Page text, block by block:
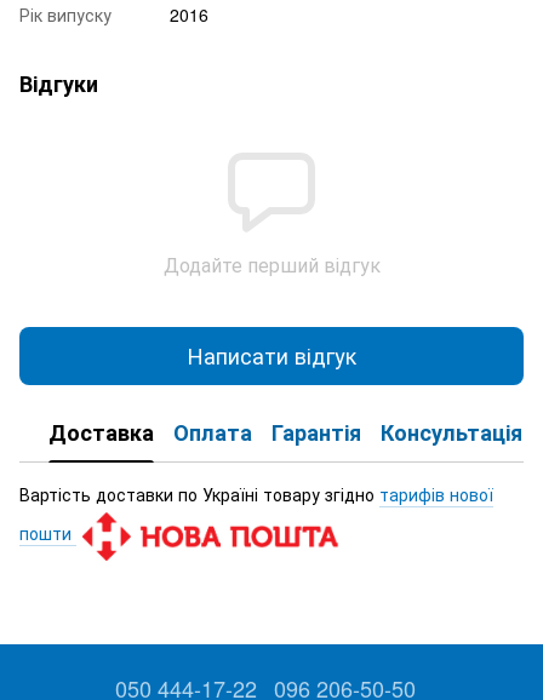
Рік випуску
2016
Відгуки
Додайте перший відгук
Написати відгук
Доставка Оплата Гарантія Консультація
Вартість доставки по Україні товару згідно тарифів нової
пошти
050 444-17-22 096 206-50-50